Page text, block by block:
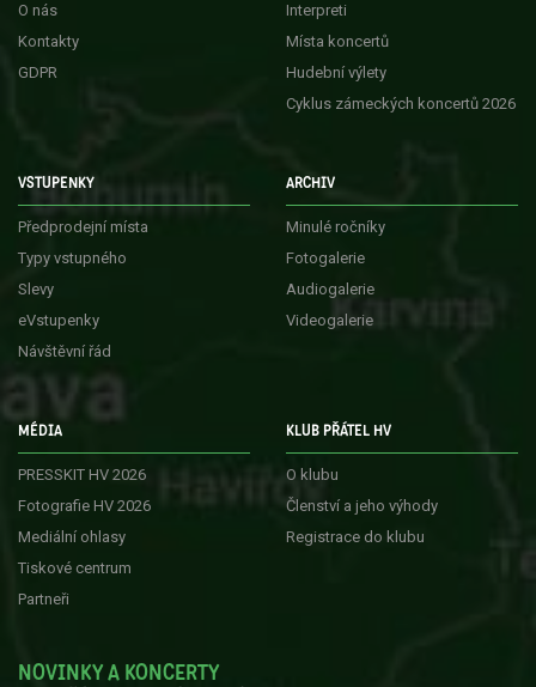
O nás
Kontakty
GDPR
Interpreti
Místa koncertů
Hudební výlety
Cyklus zámeckých koncertů 2026
VSTUPENKY
Předprodejní místa
Typy vstupného
Slevy
eVstupenky
Návštěvní řád
ARCHIV
Minulé ročníky
Fotogalerie
Audiogalerie
Videogalerie
MÉDIA
PRESSKIT HV 2026
Fotografie HV 2026
Mediální ohlasy
Tiskové centrum
Partneři
KLUB PŘÁTEL HV
O klubu
Členství a jeho výhody
Registrace do klubu
NOVINKY A KONCERTY